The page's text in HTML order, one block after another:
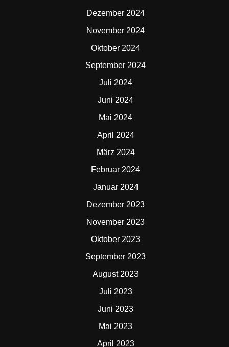
Dezember 2024
November 2024
Oktober 2024
September 2024
Juli 2024
Juni 2024
Mai 2024
April 2024
März 2024
Februar 2024
Januar 2024
Dezember 2023
November 2023
Oktober 2023
September 2023
August 2023
Juli 2023
Juni 2023
Mai 2023
April 2023